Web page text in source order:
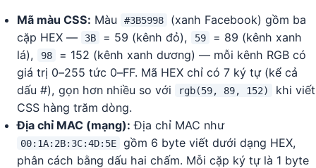
Mã màu CSS: Màu #3B5998
(xanh Facebook) gồm ba
cặp HEX —
3B = 59 (kênh đỏ), 59
= 89 (kênh xanh
lá),
98
= 152 (kênh xanh dương) — mỗi kênh RGB có
giá trị 0–255 tức 0–FF. Mã HEX chỉ có 7 ký tự (kể cả
dấu #), gọn hơn nhiều so với
rgb(59, 89, 152)
khi viết
CSS hàng trăm dòng.
Địa chỉ MAC (mạng): Địa chỉ MAC như
00:1A:2B:3C:4D:5E
gồm 6 byte viết dưới dạng HEX,
phân cách bằng dấu hai chấm. Mỗi cặp ký tự là 1 byte